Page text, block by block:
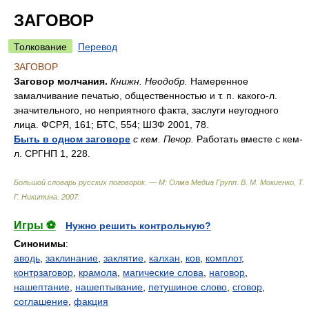
ЗАГОВОР
Толкование
Перевод
ЗАГОВОР
Заговор молчания. Книжн. Неодобр. Намеренное
замалчивание печатью, общественностью и т. п. какого-л.
значительного, но неприятного факта, заслуги неугодного
лица. ФСРЯ, 161; БТС, 554; ШЗФ 2001, 78.
Быть в одном заговоре с кем. Печор. Работать вместе с кем-
л. СРГНП 1, 228.
Большой словарь русских поговорок. — М: Олма Медиа Групп В. М. Мокиенко, Т.
Г. Никитина 2007.
Игры ⚽
Нужно решить контрольную?
Синонимы:
аводь заклинание заклятие калхан ков комплот,
контрзаговор крамола магические слова наговор
нашептание нашептывание петушиное слово сговор
соглашение факция